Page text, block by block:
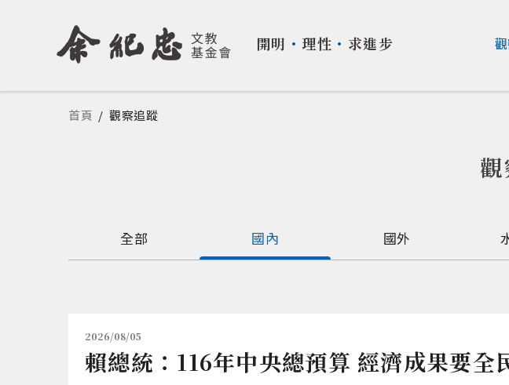
開明 ・ 理性 ・ 求進步
您在這裡
首頁 / 觀察追蹤
全部 國內 國外
2026/08/05
賴總統：116年中央總預算 經濟成果要全